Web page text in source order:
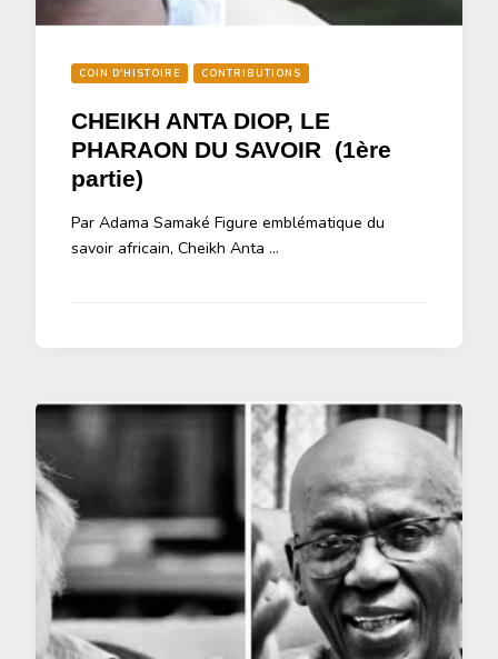
COIN D'HISTOIRE CONTRIBUTIONS
CHEIKH ANTA DIOP, LE
PHARAON DU SAVOIR (1ère
partie)
Par Adama Samaké Figure emblématique du
savoir africain, Cheikh Anta …